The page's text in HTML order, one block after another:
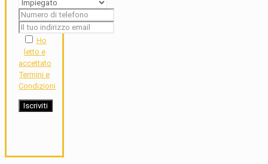
Ho
letto e
accettato
Termini e
Condizioni